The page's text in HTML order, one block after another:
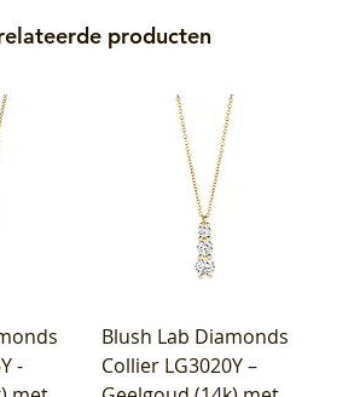
producten
-
Blush Lab Diamonds
Collier LG3020Y –